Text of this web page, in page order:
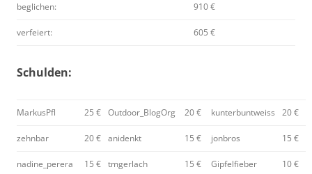
beglichen: 910 €
verfeiert: 605 €
Schulden:
MarkusPfl 25 € Outdoor_BlogOrg 20 € kunterbuntweiss 20 €
zehnbar 20 € anidenkt 15 € jonbros 15 €
nadine_perera 15 € tmgerlach 15 € Gipfelfieber 10 €